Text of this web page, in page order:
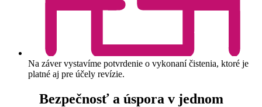
Na záver vystavíme potvrdenie o vykonaní čistenia, ktoré je
platné aj pre účely revízie.
Bezpečnosť a úspora v jednom